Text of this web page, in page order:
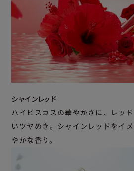
シャインレッド
ハイビスカスの華やかさに、レッ
いツヤめき。シャインレッドをイ
やかな香り。